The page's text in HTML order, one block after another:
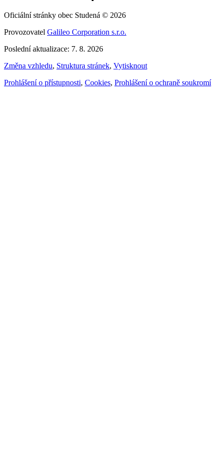
Oficiální stránky obec Studená © 2026
Provozovatel Galileo Corporation s.r.o.
Poslední aktualizace: 7. 8. 2026
Změna vzhledu, Struktura stránek, Vytisknout
Prohlášení o přístupnosti, Cookies, Prohlášení o ochraně soukromí